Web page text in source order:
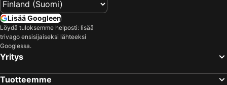
Lisää Googleen
Löydä tuloksemme helposti: lisää
trivago ensisijaiseksi lähteeksi
Googlessa.
Yritys
Tuotteemme